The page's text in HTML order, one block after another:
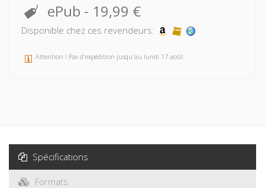
ePub - 19,99 €
Disponible chez ces revendeurs:
Attention ! Pas d'expédition jusqu'au lundi 17 août
Spécifications
Formats